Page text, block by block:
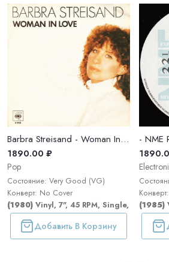
Barbra Streisand - Woman In Love
1890.00 ₽
Pop
Состояние: Very Good (VG)
Конверт: No Cover
(1980) Vinyl, 7", 45 RPM, Single, Stereo
Добавить В Корзину
(1985)